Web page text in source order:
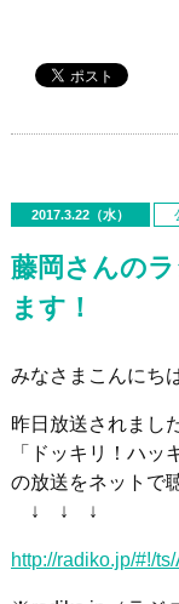
2017.3.22（水）
藤岡さんの
ます！
みなさまこんにち
昨日放送されまし
「ドッキリ！ハッ
の放送をネットで
↓ ↓ ↓
http://radiko.jp/#!/